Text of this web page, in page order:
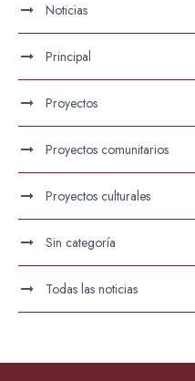
Noticias
Principal
Proyectos
Proyectos comunitarios
Proyectos culturales
Sin categoría
Todas las noticias